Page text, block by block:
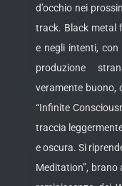
d’occhio nei
track. Black metal
e negli intenti,
produzione
veramente buono,
“Infinite
traccia
e oscura. Si
Meditation”, brano